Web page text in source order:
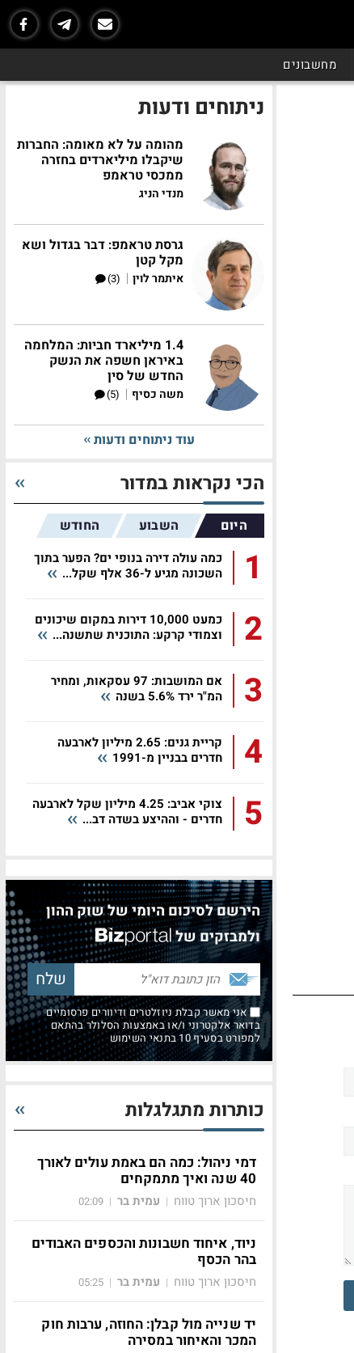
מחשבונים
ניתוחים ודעות
מהומה על לא מאומה: החברות
שיקבלו מיליארדים בחזרה
ממכסי טראמפ
מנדי הניג
גרסת טראמפ: דבר בגדול ושא
מקל קטן
איתמר לוין |
(3)
1.4 מיליארד חביות: המלחמה
באיראן חשפה את הנשק
החדש של סין
משה כסיף |
(5)
עוד ניתוחים ודעות
הכי נקראות במדור
היום השבוע החודש
1
כמה עולה דירה בנופי ים? הפער בתוך
השכונה מגיע ל-36 אלף שקל...
2
כמעט 10,000 דירות במקום שיכונים
וצמודי קרקע: התוכנית שתשנה...
3
אם המושבות: 97 עסקאות, ומחיר
המ"ר ירד 5.6% בשנה
4
קריית גנים: 2.65 מיליון לארבעה
חדרים בבניין מ-1991
5
צוקי אביב: 4.25 מיליון שקל לארבעה
חדרים - וההיצע בשדה דב...
הירשם לסיכום היומי של שוק ההון
ולמבזקים של
אני מאשר קבלת ניוזלטרים ודיוורים פרסומיים
בדואר אלקטרוני ו/או באמצעות הסלולר בהתאם
למפורט בסעיף 10 בתנאי השימוש
כותרות מתגלגלות
דמי ניהול: כמה הם באמת עולים לאורך
40 שנה ואיך מתמקחים
חיסכון ארוך טווח | עמית בר |
02:09
ניוד, איחוד חשבונות והכספים האבודים
בהר הכסף
חיסכון ארוך טווח | עמית בר |
05:25
יד שנייה מול קבלן: החוזה, ערבות חוק
המכר והאיחור במסירה